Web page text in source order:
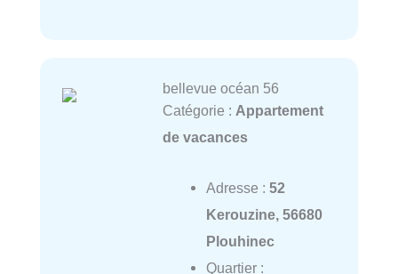
bellevue océan 56
Catégorie : Appartement
de vacances
Adresse : 52
Kerouzine, 56680
Plouhinec
Quartier :